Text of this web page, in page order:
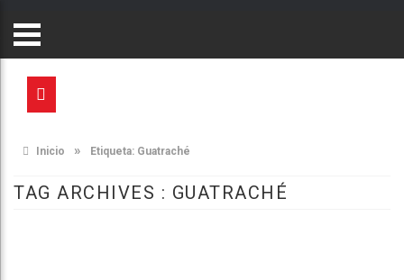
Inicio » Etiqueta: Guatraché
TAG ARCHIVES : GUATRACHÉ